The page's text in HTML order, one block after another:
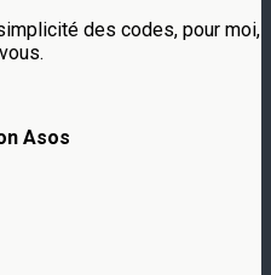
des codes, pour moi,
Asos